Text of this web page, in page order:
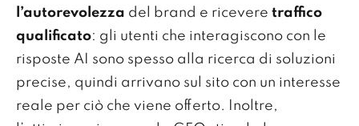
l’autorevolezza del brand e ricevere traffico
qualificato: gli utenti che interagiscono con le
risposte AI sono spesso alla ricerca di soluzioni
precise, quindi arrivano sul sito con un interesse
reale per ciò che viene offerto. Inoltre,